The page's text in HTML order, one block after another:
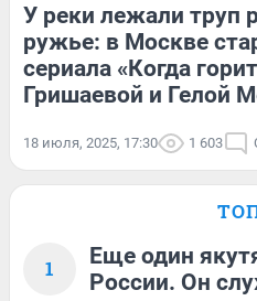
У реки лежали труп
ружье: в Москве
сериала «Когда
Гришаевой и Гелой
18 июля, 2025, 17:30 1 603
1
Еще один
России. Он